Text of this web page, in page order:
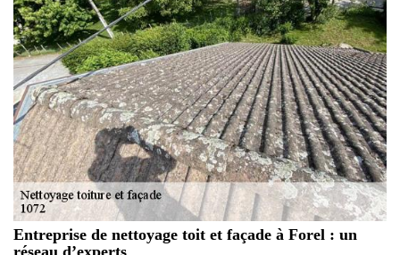
Entreprise de nettoyage toit et façade à Forel : un
réseau d’experts